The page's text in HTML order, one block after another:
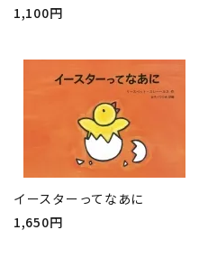
1,100円
イースターってなあに
1,650円